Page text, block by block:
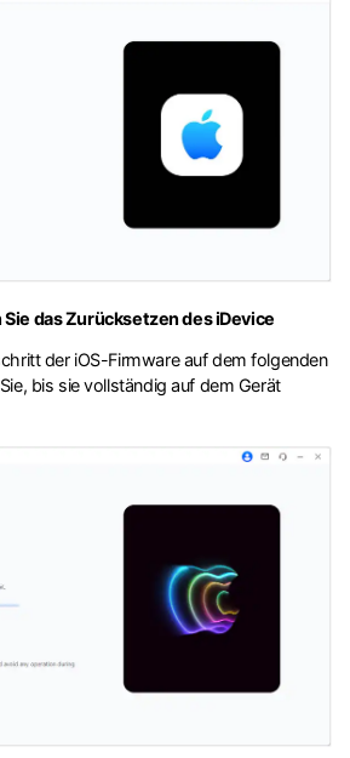
Sie das Zurücksetzen des iDevice
der iOS-Firmware auf dem folgenden
bis sie vollständig auf dem Gerät